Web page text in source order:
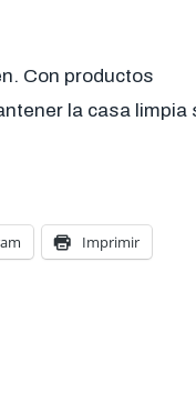
Con productos
la casa limpia
Imprimir